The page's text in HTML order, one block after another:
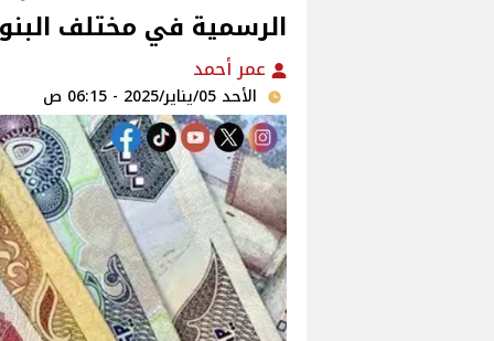
الرسمية في مختلف
عمر أحمد
الأحد 05/يناير/2025 - 06:15 ص